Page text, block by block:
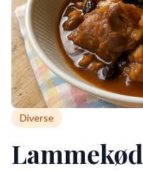
Diverse
Lammekød